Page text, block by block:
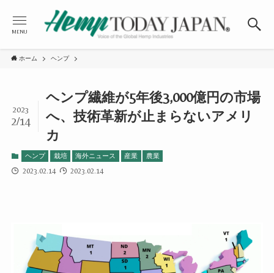
MENU
ホーム ヘンプ
ヘンプ繊維が5年後3,000億円の市場
へ、技術革新が止まらないアメリ
カ
2023
2/14
ヘンプ 栽培 海外ニュース 産業 農業
2023.02.14 2023.02.14